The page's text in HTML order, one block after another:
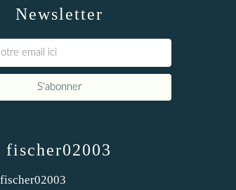
Newsletter
fischer02003